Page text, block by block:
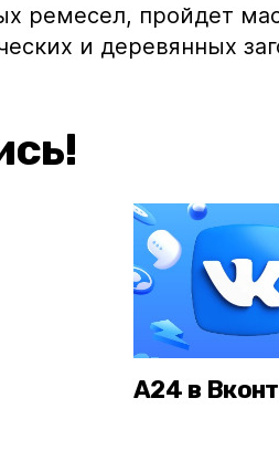
ремесел, пройдет
и деревянных
А24 в